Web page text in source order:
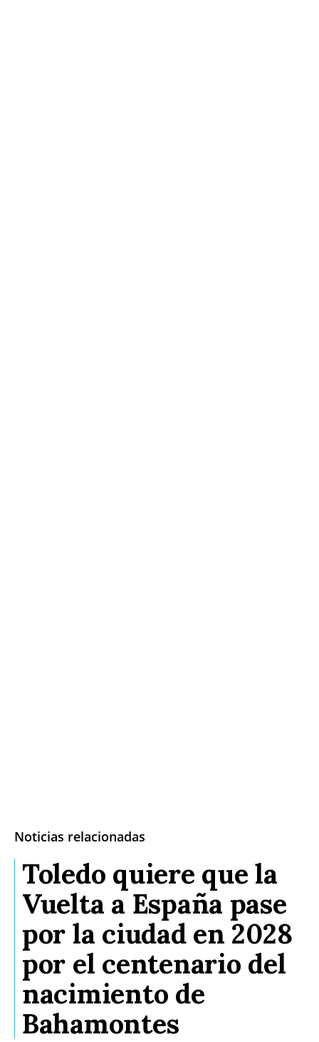
Noticias relacionadas
Toledo quiere que la
Vuelta a España pase
por la ciudad en 2028
por el centenario del
nacimiento de
Bahamontes